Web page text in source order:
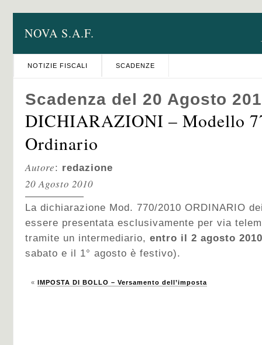
NOVA S.A.F.
NOTIZIE FISCALI SCADENZE
Scadenza del 20 Agosto
DICHIARAZIONI – Modello
Ordinario
Autore: redazione
20 Agosto 2010
La dichiarazione Mod. 770/2010 ORDINARIO
essere presentata esclusivamente per via
tramite un intermediario, entro il 2 agosto 2010
sabato e il 1° agosto è festivo).
« IMPOSTA DI BOLLO – Versamento dell’imposta